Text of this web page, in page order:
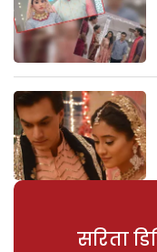
सरिता